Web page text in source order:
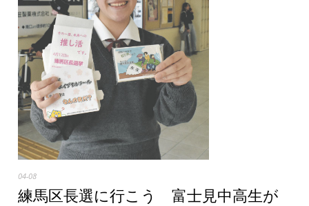
04-08
練馬区長選に行こう 富士見中高生が